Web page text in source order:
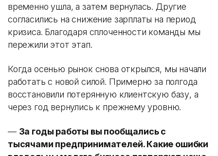
временно ушла, а затем вернулась. Другие
согласились на снижение зарплаты на период
кризиса. Благодаря сплоченности команды мы
пережили этот этап.
Когда осенью рынок снова открылся, мы начали
работать с новой силой. Примерно за полгода
восстановили потерянную клиентскую базу, а
через год вернулись к прежнему уровню.
— За годы работы вы пообщались с
тысячами предпринимателей. Какие ошибки